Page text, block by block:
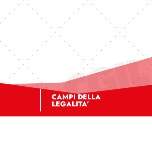
CAMPI DELLA
LEGALITA’